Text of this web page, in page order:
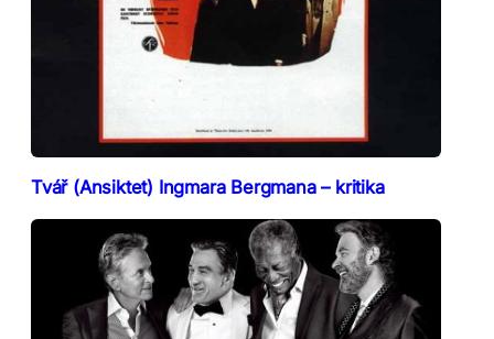
Tvář (Ansiktet) Ingmara Bergmana – kritika